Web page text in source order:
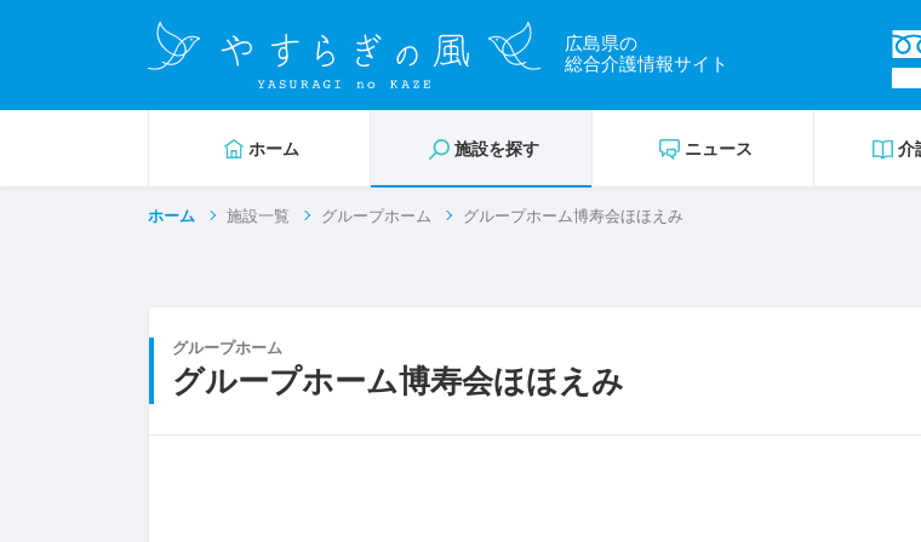
広島県の
総合介護情報サイト
ホーム 施設を探す ニュース 介
ホーム 施設一覧 グループホーム グループホーム博寿会ほほえみ
グループホーム
グループホーム博寿会ほほえみ